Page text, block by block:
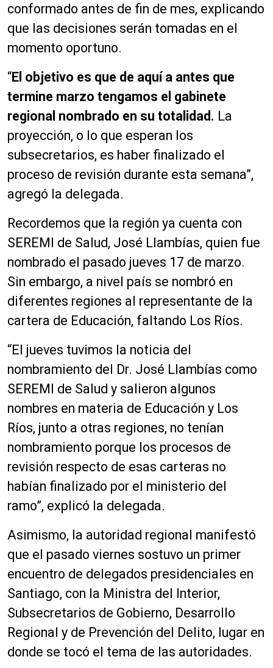
conformado antes de fin de mes, explicando
que las decisiones serán tomadas en el
momento oportuno.
“El objetivo es que de aquí a antes que
termine marzo tengamos el gabinete
regional nombrado en su totalidad. La
proyección, o lo que esperan los
subsecretarios, es haber finalizado el
proceso de revisión durante esta semana”,
agregó la delegada.
Recordemos que la región ya cuenta con
SEREMI de Salud, José Llambías, quien fue
nombrado el pasado jueves 17 de marzo.
Sin embargo, a nivel país se nombró en
diferentes regiones al representante de la
cartera de Educación, faltando Los Ríos.
“El jueves tuvimos la noticia del
nombramiento del Dr. José Llambías como
SEREMI de Salud y salieron algunos
nombres en materia de Educación y Los
Ríos, junto a otras regiones, no tenían
nombramiento porque los procesos de
revisión respecto de esas carteras no
habían finalizado por el ministerio del
ramo”, explicó la delegada.
Asimismo, la autoridad regional manifestó
que el pasado viernes sostuvo un primer
encuentro de delegados presidenciales en
Santiago, con la Ministra del Interior,
Subsecretarios de Gobierno, Desarrollo
Regional y de Prevención del Delito, lugar en
donde se tocó el tema de las autoridades.